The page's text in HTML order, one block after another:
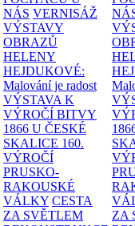
NÁS VERNISÁŽ
VÝSTAVY
OBRAZŮ
HELENY
HEJDUKOVÉ:
Malování je radost
VÝSTAVA K
VÝROČÍ BITVY
1866 U ČESKÉ
SKALICE 160.
VÝROČÍ
PRUSKO-
RAKOUSKÉ
VÁLKY CESTA
ZA SVĚTLEM
ZA